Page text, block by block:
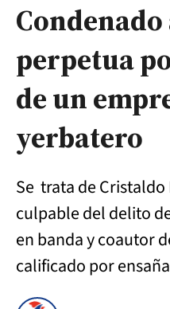
perpetua
de un
yerbatero
Se trata de
culpable del delito
en banda y coautor
calificado por